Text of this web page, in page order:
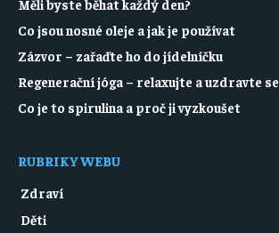
Měli byste běhat každý den?
Co jsou nosné oleje a jak je používat
Zázvor – zařaďte ho do jídelníčku
Regenerační jóga – relaxujte a uzdravte se
Co je to spirulina a proč ji vyzkoušet
RUBRIKY WEBU
Zdraví
Děti